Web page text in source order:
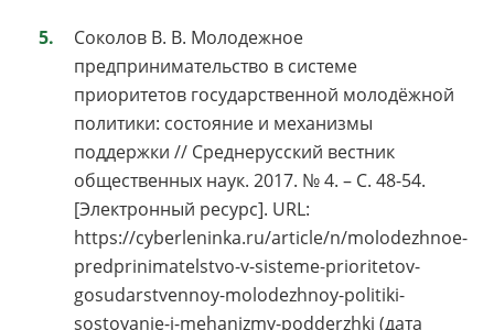
Соколов В. В. Молодежное
предпринимательство в системе
приоритетов государственной молодёжной
политики: состояние и механизмы
поддержки // Среднерусский вестник
общественных наук. 2017. № 4. – С. 48-54.
[Электронный ресурс]. URL:
https://cyberleninka.ru/article/n/molodezhnoe-
predprinimatelstvo-v-sisteme-prioritetov-
gosudarstvennoy-molodezhnoy-politiki-
sostoyanie-i-mehanizmy-podderzhki (дата